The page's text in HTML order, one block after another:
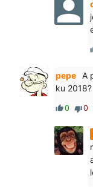
pepe A
ku 2018?
thumb_up0 thumb_down0